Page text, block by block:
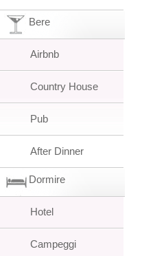
Bere
Airbnb
Country House
Pub
After Dinner
Dormire
Hotel
Campeggi